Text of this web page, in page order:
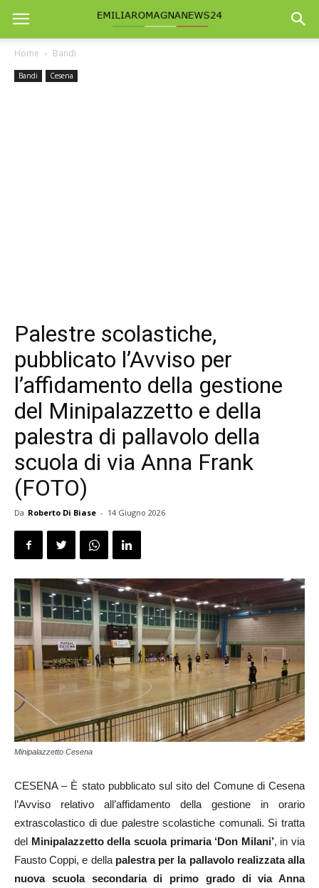
Home Bandi
Bandi Cesena
Palestre scolastiche,
pubblicato l’Avviso per
l’affidamento della gestione
del Minipalazzetto e della
palestra di pallavolo della
scuola di via Anna Frank
(FOTO)
Da Roberto Di Biase - 14 Giugno 2026
Minipalazzetto Cesena
CESENA – È stato pubblicato sul sito del Comune di Cesena
l’Avviso relativo all’affidamento della gestione in orario
extrascolastico di due palestre scolastiche comunali. Si tratta
del Minipalazzetto della scuola primaria ‘Don Milani’, in via
Fausto Coppi, e della palestra per la pallavolo realizzata alla
nuova scuola secondaria di primo grado di via Anna